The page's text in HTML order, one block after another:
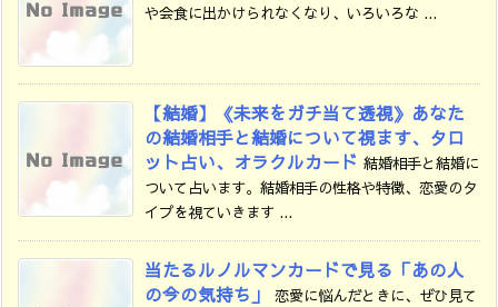
や会食に出かけられなくなり、いろいろな ...
【結婚】《未来をガチ当て透視》あなた
の結婚相手と結婚について視ます、タロ
ット占い、オラクルカード 結婚相手と結婚に
ついて占います。結婚相手の性格や特徴、恋愛のタ
イプを視ていきます ...
当たるルノルマンカードで見る「あの人
の今の気持ち」
恋愛に悩んだときに、ぜひ見て